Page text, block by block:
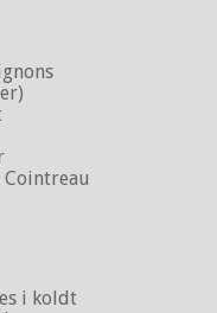
i koldt